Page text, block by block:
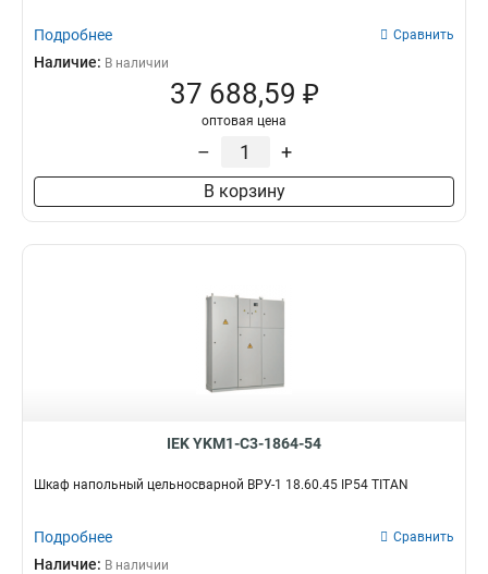
Подробнее Сравнить
Наличие: В наличии
37 688,59 ₽
оптовая цена
– +
В корзину
IEK YKM1-C3-1864-54
Шкаф напольный цельносварной ВРУ-1 18.60.45 IP54 TITAN
Подробнее Сравнить
Наличие: В наличии